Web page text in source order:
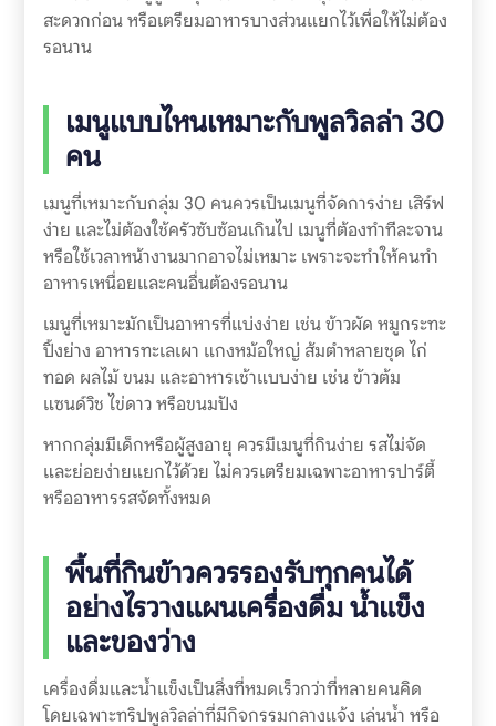
สะดวกก่อน หรือเตรียมอาหารบางส่วนแยกไว้เพื่อให้ไม่ต้อง
รอนาน
เมนูแบบไหนเหมาะกับพูลวิลล่า 30
คน
เมนูที่เหมาะกับกลุ่ม 30 คนควรเป็นเมนูที่จัดการง่าย เสิร์ฟ
ง่าย และไม่ต้องใช้ครัวซับซ้อนเกินไป เมนูที่ต้องทำทีละจาน
หรือใช้เวลาหน้างานมากอาจไม่เหมาะ เพราะจะทำให้คนทำ
อาหารเหนื่อยและคนอื่นต้องรอนาน
เมนูที่เหมาะมักเป็นอาหารที่แบ่งง่าย เช่น ข้าวผัด หมูกระทะ
ปิ้งย่าง อาหารทะเลเผา แกงหม้อใหญ่ ส้มตำหลายชุด ไก่
ทอด ผลไม้ ขนม และอาหารเช้าแบบง่าย เช่น ข้าวต้ม
แซนด์วิช ไข่ดาว หรือขนมปัง
หากกลุ่มมีเด็กหรือผู้สูงอายุ ควรมีเมนูที่กินง่าย รสไม่จัด
และย่อยง่ายแยกไว้ด้วย ไม่ควรเตรียมเฉพาะอาหารปาร์ตี้
หรืออาหารรสจัดทั้งหมด
พื้นที่กินข้าวควรรองรับทุกคนได้
อย่างไรวางแผนเครื่องดื่ม น้ำแข็ง
และของว่าง
เครื่องดื่มและน้ำแข็งเป็นสิ่งที่หมดเร็วกว่าที่หลายคนคิด
โดยเฉพาะทริปพูลวิลล่าที่มีกิจกรรมกลางแจ้ง เล่นน้ำ หรือ